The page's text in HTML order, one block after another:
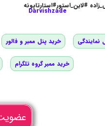
#لاین_استور#استارتاپونه
Darvishzade
نمایندگی خرید پنل ممبر و فالور
خرید ممبر گروه تلگرام